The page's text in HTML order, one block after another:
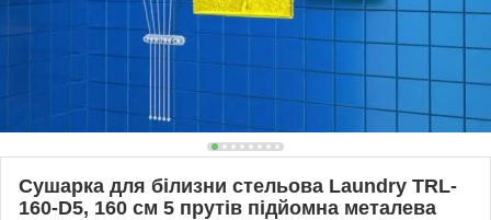
Сушарка для білизни стельова Laundry TRL-
160-D5, 160 см 5 прутів підйомна металева